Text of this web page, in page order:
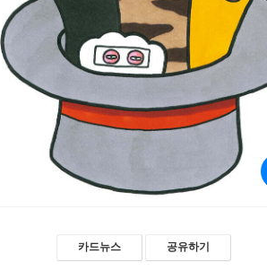
카드뉴스 공유하기